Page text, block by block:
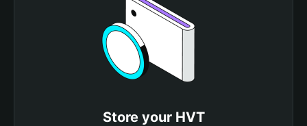
Store your HVT